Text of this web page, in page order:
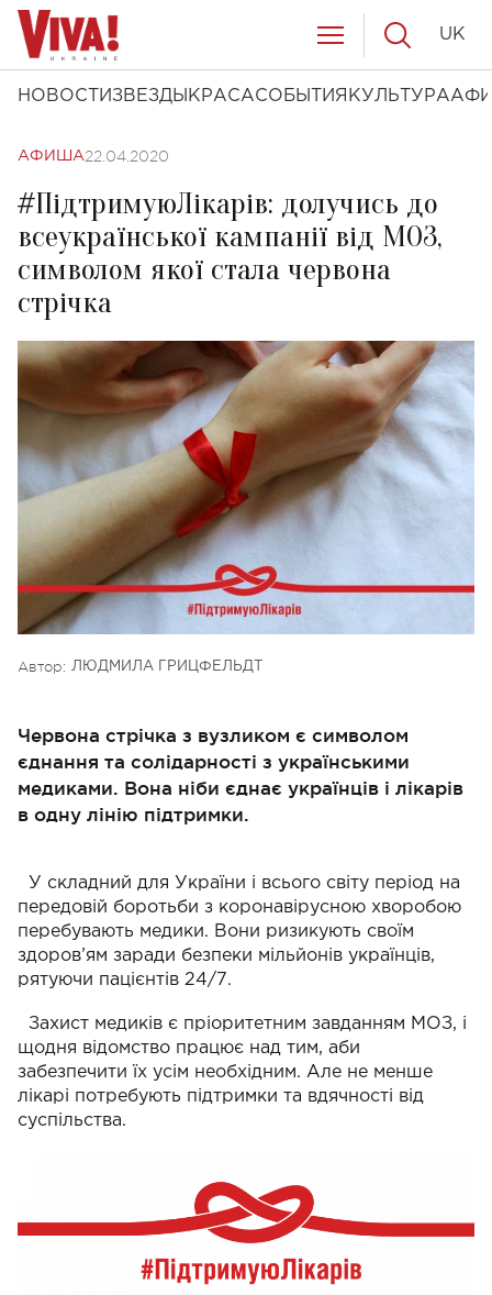
НОВОСТИ ЗВЕЗДЫ КРАСАСОБЫТИЯ КУЛЬТУРА
UK
АФИША22.04.2020
#ПідтримуюЛікарів: долучись до
всеукраїнської кампанії від МОЗ,
символом якої стала червона
стрічка
Автор: ЛЮДМИЛА ГРИЦФЕЛЬДТ
Червона стрічка з вузликом є символом
єднання та солідарності з українськими
медиками. Вона ніби єднає українців і лікарів
в одну лінію підтримки.
У складний для України і всього світу період на
передовій боротьби з коронавірусною хворобою
перебувають медики. Вони ризикують своїм
здоров’ям заради безпеки мільйонів українців,
рятуючи пацієнтів 24/7.
Захист медиків є пріоритетним завданням МОЗ, і
щодня відомство працює над тим, аби
забезпечити їх усім необхідним. Але не менше
лікарі потребують підтримки та вдячності від
суспільства.